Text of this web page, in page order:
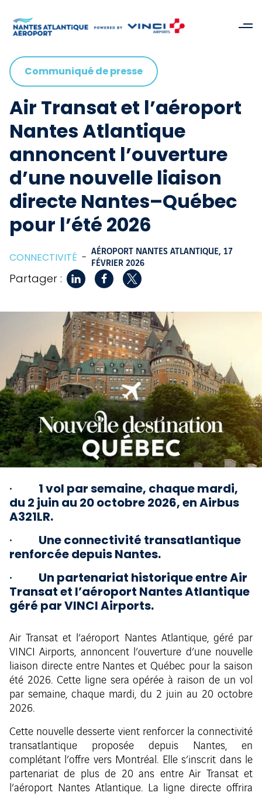
Communiqué de presse
Air Transat et l’aéroport
Nantes Atlantique
annoncent l’ouverture
d’une nouvelle liaison
directe Nantes–Québec
pour l’été 2026
CONNECTIVITÉ - AÉROPORT NANTES ATLANTIQUE, 17
FÉVRIER 2026
Partager :
· 1 vol par semaine, chaque mardi,
du 2 juin au 20 octobre 2026, en Airbus
A321LR.
· Une connectivité transatlantique
renforcée depuis Nantes.
· Un partenariat historique entre Air
Transat et l’aéroport Nantes Atlantique
géré par VINCI Airports.
Air Transat et l’aéroport Nantes Atlantique, géré par
VINCI Airports, annoncent l’ouverture d’une nouvelle
liaison directe entre Nantes et Québec pour la saison
été 2026. Cette ligne sera opérée à raison de un vol
par semaine, chaque mardi, du 2 juin au 20 octobre
2026.
Cette nouvelle desserte vient renforcer la connectivité
transatlantique proposée depuis Nantes, en
complétant l’offre vers Montréal. Elle s’inscrit dans le
partenariat de plus de 20 ans entre Air Transat et
l’aéroport Nantes Atlantique. La ligne directe offrira